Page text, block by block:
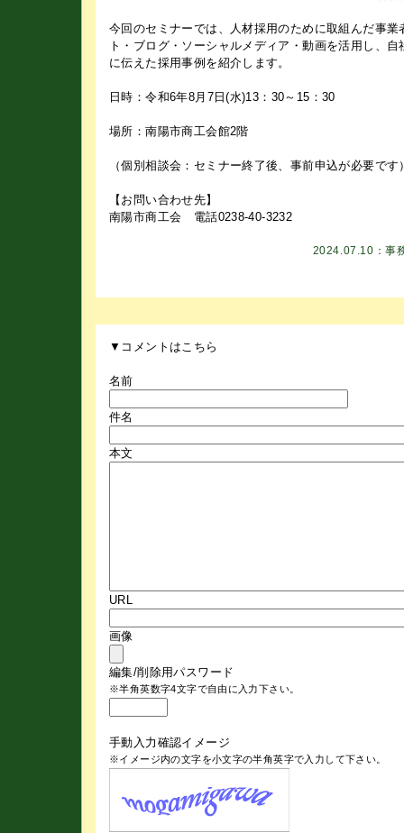
今回のセミナーでは、人材採用のために取組んだ事
ト・ブログ・ソーシャルメディア・動画を活用し、
に伝えた採用事例を紹介します。
日時：令和6年8月7日(水)13：30～15：30
場所：南陽市商工会館2階
（個別相談会：セミナー終了後、事前申込が必要です
【お問い合わせ先】
南陽市商工会 電話0238-40-3232
2024.07.10：事
▼コメントはこちら
名前
件名
本文
URL
画像
編集/削除用パスワード
※半角英数字4文字で自由に入力下さい。
手動入力確認イメージ
※イメージ内の文字を小文字の半角英字で入力して下さい。